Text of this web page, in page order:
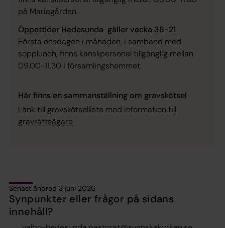
på Mariagården.
Öppettider Hedesunda gäller vecka 38-21
Första onsdagen i månaden, i samband med
sopplunch, finns kanslipersonal tillgänglig mellan
09.00-11.30 i församlingshemmet.
Här finns en sammanställning om gravskötsel
Länk till gravskötsellista med information till
gravrättsägare
Senast ändrad 3 juni 2026
Synpunkter eller frågor på sidans
innehåll?